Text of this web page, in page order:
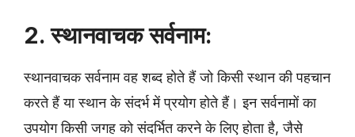
2. स्थानवाचक सर्वनाम:
स्थानवाचक सर्वनाम वह शब्द होते हैं जो किसी स्थान की पहचान
करते हैं या स्थान के संदर्भ में प्रयोग होते हैं। इन सर्वनामों का
उपयोग किसी जगह को संदर्भित करने के लिए होता है, जैसे